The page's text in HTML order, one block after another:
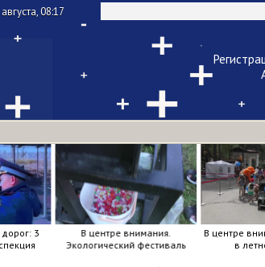
08:17
Чужой
Напомнить
3
В центре внимания.
Экологический фестиваль
В центре
в